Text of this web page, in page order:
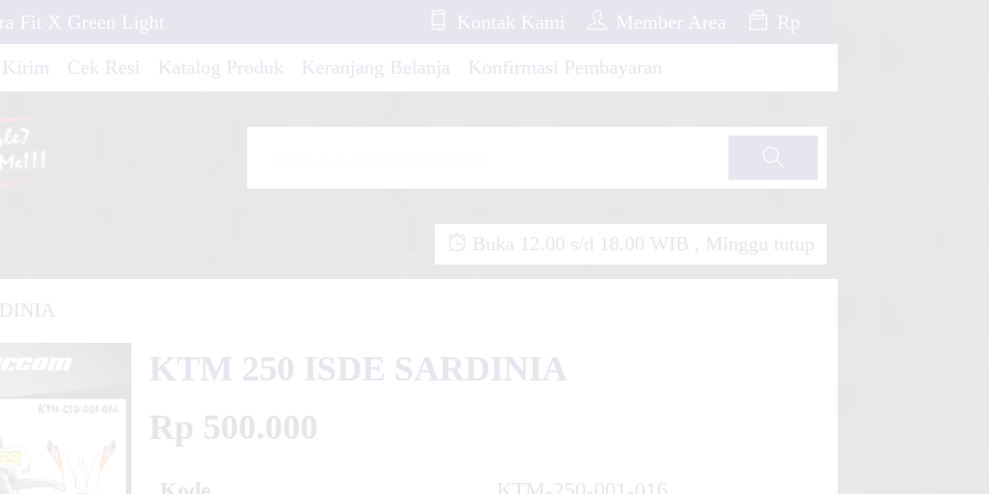
Fit X Green Light
Rockstar
25 New Red
Kontak Kami Member Area Rp
Kirim Cek Resi Katalog Produk Keranjang Belanja Konfirmasi Pembayaran
Cari
Buka 12.00 s/d 18.00 WIB , Minggu tutup
KTM 250 ISDE SARDINIA
Rp 500.000